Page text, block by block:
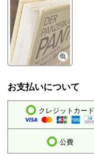
お支払いについて
クレジットカード
公費